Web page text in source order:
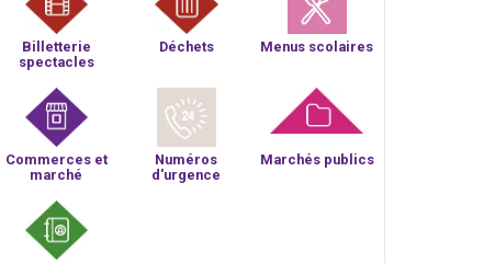
Billetterie
spectacles
Déchets Menus scolaires
Commerces et
marché
Numéros
d'urgence
Marchés publics